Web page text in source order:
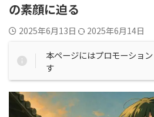
の素顔に迫る
2025年6月13日 2025年6月14日
本ページにはプロモーショ
す